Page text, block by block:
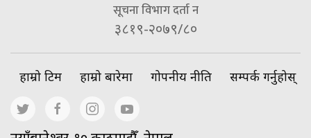
सूचना विभाग दर्ता न
३८१९-२०७९/८०
हाम्रो टिम हाम्रो बारेमा गोपनीय नीति सम्पर्क गर्नुहोस्